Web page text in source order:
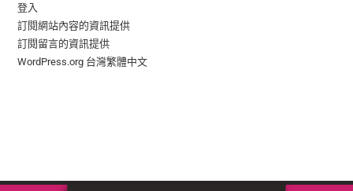
登入
訂閱網站內容的資訊提供
訂閱留言的資訊提供
WordPress.org 台灣繁體中文